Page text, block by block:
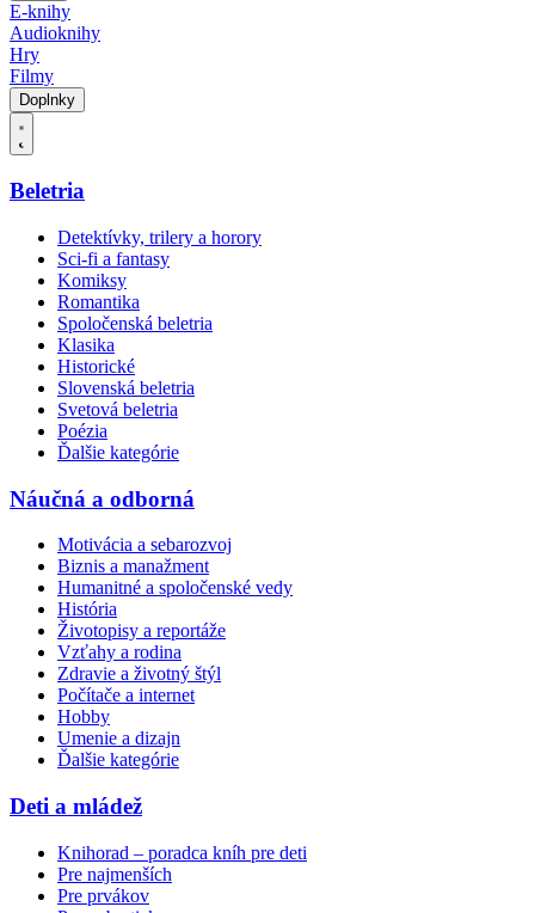
E-knihy
Audioknihy
Hry
Filmy
Doplnky
Beletria
Detektívky, trilery a horory
Sci-fi a fantasy
Komiksy
Romantika
Spoločenská beletria
Klasika
Historické
Slovenská beletria
Svetová beletria
Poézia
Ďalšie kategórie
Náučná a odborná
Motivácia a sebarozvoj
Biznis a manažment
Humanitné a spoločenské vedy
História
Životopisy a reportáže
Vzťahy a rodina
Zdravie a životný štýl
Počítače a internet
Hobby
Umenie a dizajn
Ďalšie kategórie
Deti a mládež
Knihorad – poradca kníh pre deti
Pre najmenších
Pre prvákov